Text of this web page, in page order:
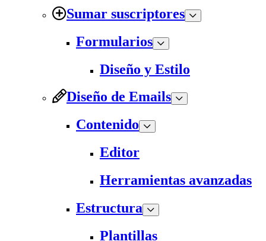
Sumar suscriptores
Formularios
Diseño y Estilo
Diseño de Emails
Contenido
Editor
Herramientas avanzadas
Estructura
Plantillas